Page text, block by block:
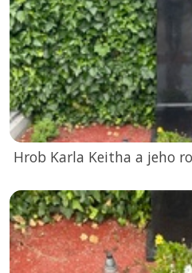
Hrob Karla Keitha a jeho